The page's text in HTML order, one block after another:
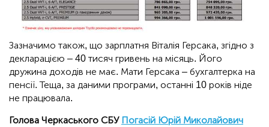
Зазначимо також, що зарплатня Віталія Герсака, згідно з
декларацією – 40 тисяч гривень на місяць. Його
дружина доходів не має. Мати Герсака – бухгалтерка на
пенсії. Теща, за даними програми, останні 10 років ніде
не працювала.
Голова Черкаського СБУ Погасій Юрій Миколайович